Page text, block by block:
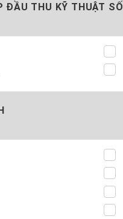
ĐẦU THU KỸ THUẬT SỐ